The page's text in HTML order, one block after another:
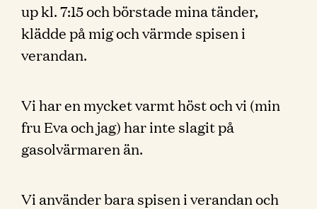
up kl. 7:15 och börstade mina tänder,
klädde på mig och värmde spisen i
verandan.
Vi har en mycket varmt höst och vi (min
fru Eva och jag) har inte slagit på
gasolvärmaren än.
Vi använder bara spisen i verandan och